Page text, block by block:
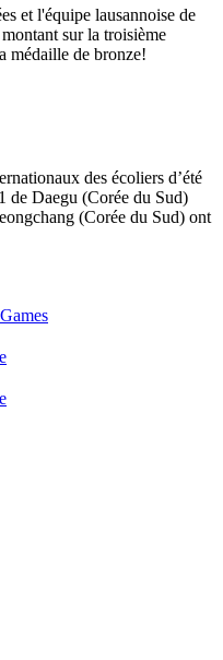
et l'équipe lausannoise de
sur la troisième
médaille de bronze!
des écoliers d’été
de Daegu (Corée du Sud)
(Corée du Sud) ont